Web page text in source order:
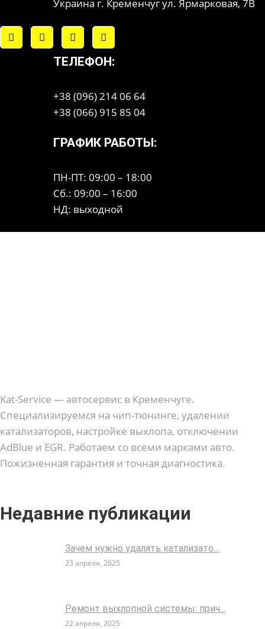
Украина г. Кременчуг ул. Ярмарковая, 7В
ТЕЛЕФОН:
+38 (096) 214 06 64
+38 (066) 915 85 04
ГРАФИК РАБОТЫ:
ПН-ПТ: 09:00 – 18:00
Сб.: 09:00 – 16:00
НД: выходной
Kat-Service — автосервис в Кременчуге.
Специализируемся на чип-тюнинге, удалении
катализаторов, настройке выхлопа, отключении
AdBlue и EGR. Работаем со всеми марками авто.
Пожизненная гарантия и точная диагностика.
Недавние публикации
Зачем нужно удалять катализато...
23 апреля, 2025
Ремонт выхлопной системы: прич...
22 апреля, 2025